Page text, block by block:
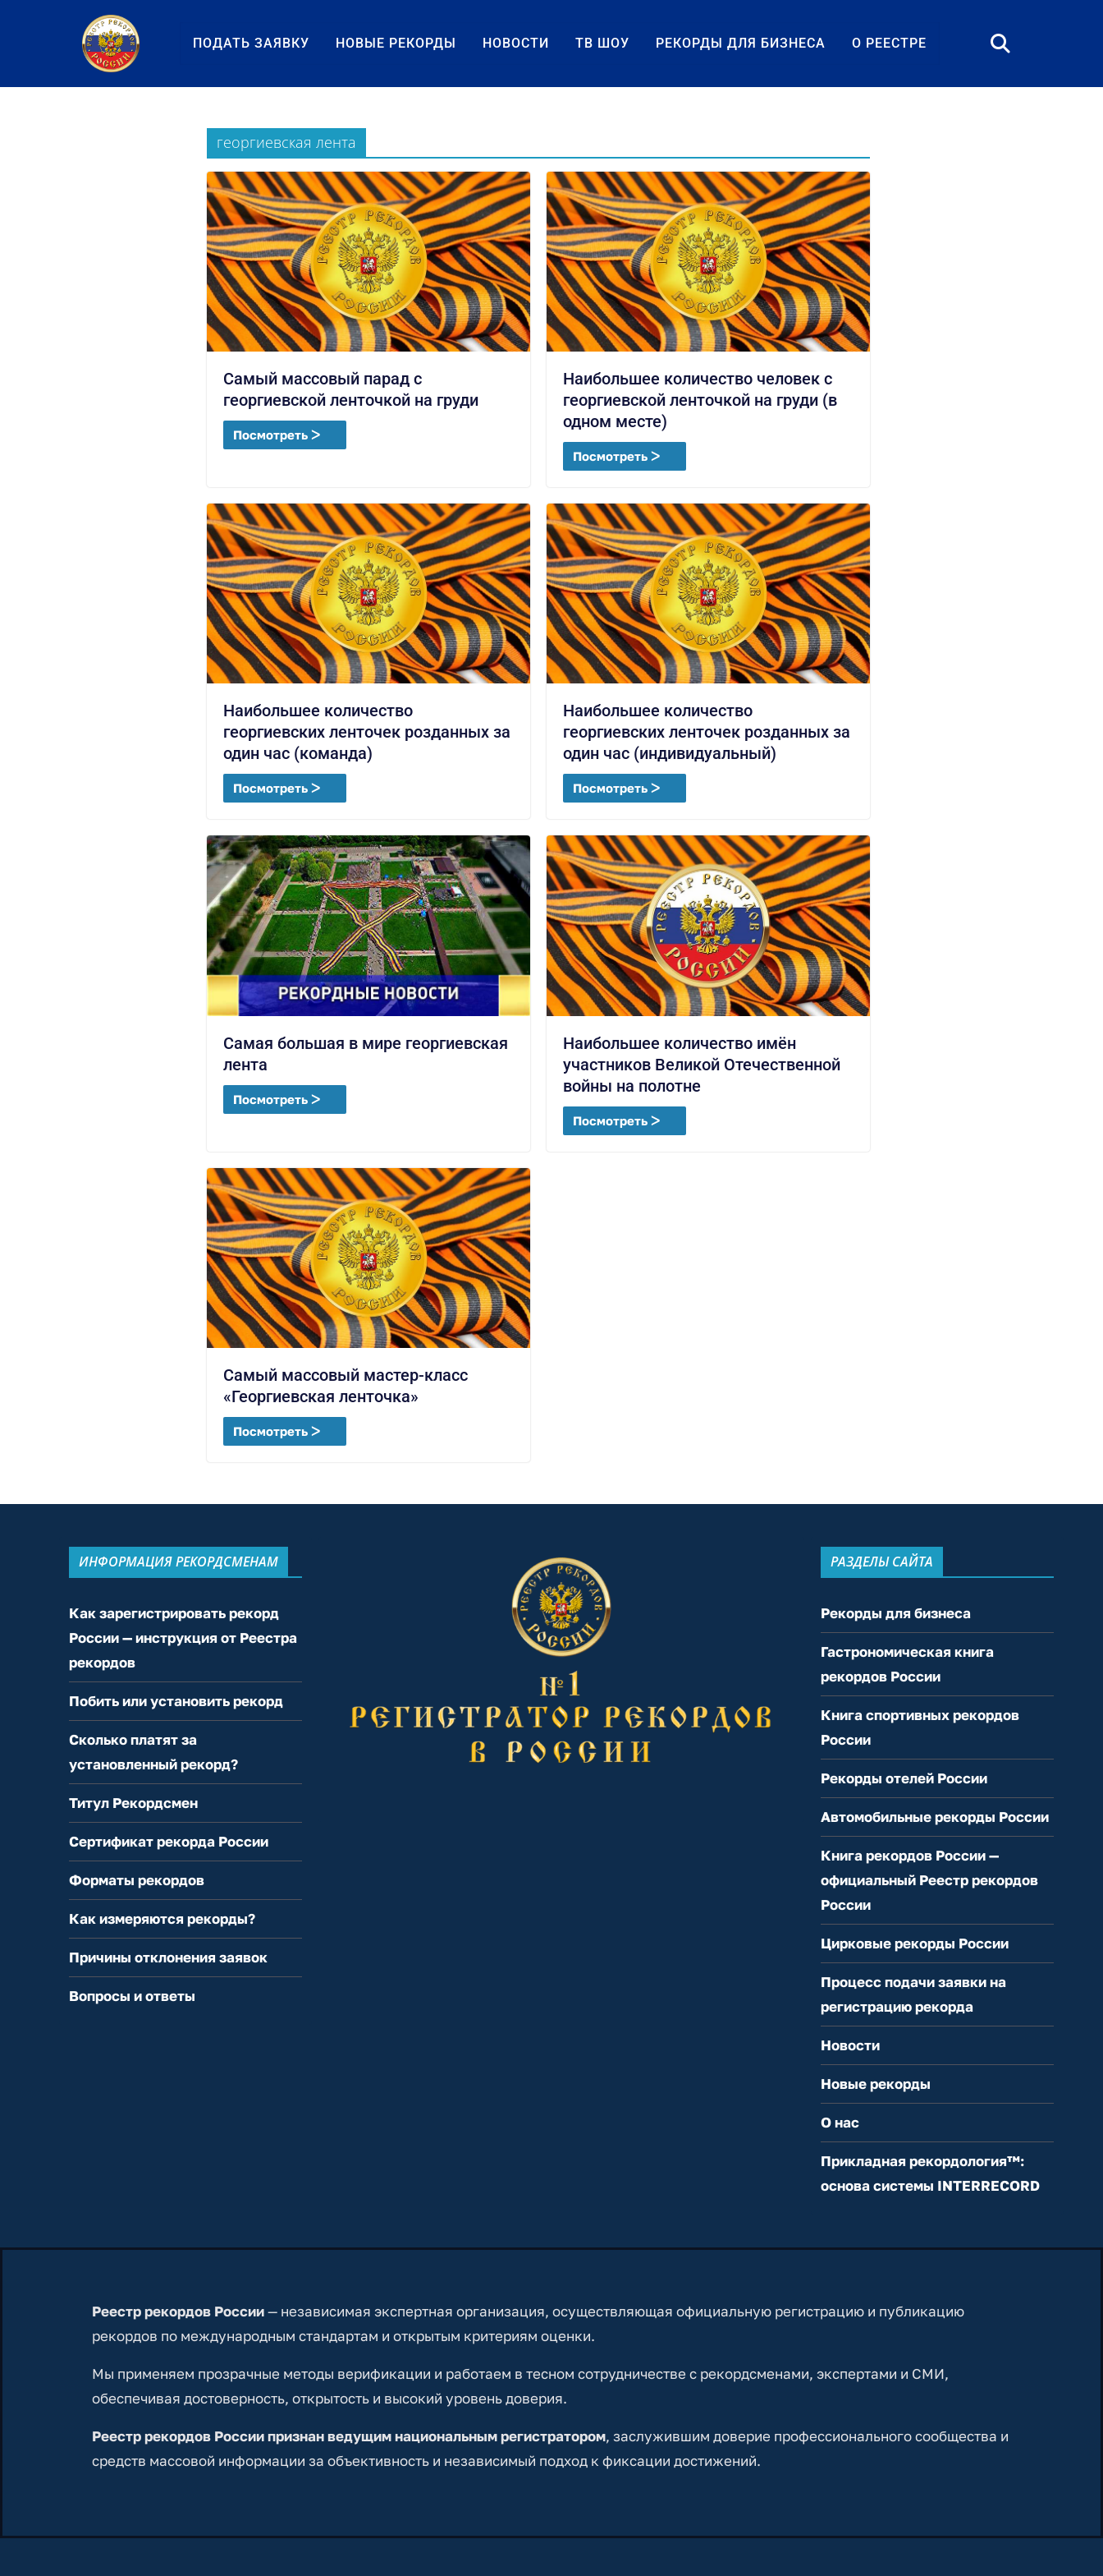
содержанию
ПОДАТЬ ЗАЯВКУ НОВЫЕ РЕКОРДЫ НОВОСТИ ТВ ШОУ РЕКОРДЫ ДЛЯ БИЗНЕСА О РЕЕСТРЕ
георгиевская лента
Самый массовый парад с
георгиевской ленточкой на груди
Посмотреть ᐳ
Наибольшее количество человек с
георгиевской ленточкой на груди (в
одном месте)
Посмотреть ᐳ
Наибольшее количество
георгиевских ленточек розданных за
один час (команда)
Посмотреть ᐳ
Наибольшее количество
георгиевских ленточек розданных за
один час (индивидуальный)
Посмотреть ᐳ
Самая большая в мире георгиевская
лента
Посмотреть ᐳ
Наибольшее количество имён
участников Великой Отечественной
войны на полотне
Посмотреть ᐳ
Самый массовый мастер-класс
«Георгиевская ленточка»
Посмотреть ᐳ
ИНФОРМАЦИЯ РЕКОРДСМЕНАМ
Как зарегистрировать рекорд
России — инструкция от Реестра
рекордов
Побить или установить рекорд
Сколько платят за
установленный рекорд?
Титул Рекордсмен
Сертификат рекорда России
Форматы рекордов
Как измеряются рекорды?
Причины отклонения заявок
Вопросы и ответы
РАЗДЕЛЫ САЙТА
Рекорды для бизнеса
Гастрономическая книга
рекордов России
Книга спортивных рекордов
России
Рекорды отелей России
Автомобильные рекорды России
Книга рекордов России —
официальный Реестр рекордов
России
Цирковые рекорды России
Процесс подачи заявки на
регистрацию рекорда
Новости
Новые рекорды
О нас
Прикладная рекордология™:
основа системы INTERRECORD
Реестр рекордов России— независимая экспертная организация, осуществляющая официальную регистрацию и публикацию
рекордов по международным стандартам и открытым критериям оценки.
Мы применяем прозрачные методы верификации и работаем в тесном сотрудничестве с рекордсменами, экспертами и СМИ,
обеспечивая достоверность, открытость и высокий уровень доверия.
Реестр рекордов России признан ведущим национальным регистратором, заслужившим доверие профессионального сообщества и
средств массовой информации за объективность и независимый подход к фиксации достижений.